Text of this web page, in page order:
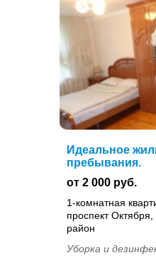
Идеальное
пребывания.
от 2 000 руб.
1-комнатная
проспект
район
Уборка и